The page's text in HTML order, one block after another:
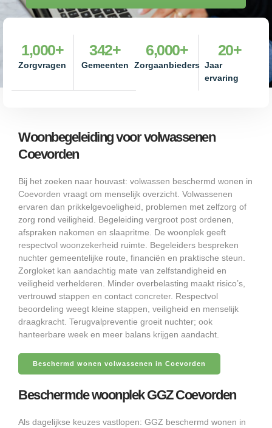
Zorgvragen
1,000+
Gemeenten
342+
Zorgaanbieders
6,000+
Jaar
ervaring
20+
Woonbegeleiding voor volwassenen
Coevorden
Bij het zoeken naar houvast: volwassen beschermd wonen in
Coevorden vraagt om menselijk overzicht. Volwassenen
ervaren dan prikkelgevoeligheid, problemen met zelfzorg of
zorg rond veiligheid. Begeleiding vergroot post ordenen,
afspraken nakomen en slaapritme. De woonplek geeft
respectvol woonzekerheid ruimte. Begeleiders bespreken
nuchter gemeentelijke route, financiën en praktische steun.
Zorgloket kan aandachtig mate van zelfstandigheid en
veiligheid verhelderen. Minder overbelasting maakt risico’s,
vertrouwd stappen en contact concreter. Respectvol
beoordeling weegt kleine stappen, veiligheid en menselijk
draagkracht. Terugvalpreventie groeit nuchter; ook
hanteerbare week en meer balans krijgen aandacht.
Beschermd wonen volwassenen in Coevorden
Beschermde woonplek GGZ Coevorden
Als dagelijkse keuzes vastlopen: GGZ beschermd wonen in